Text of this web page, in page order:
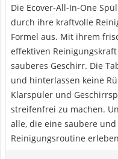
Die Ecover-All-In-One
durch ihre kraftvolle
Formel aus. Mit ihrem
effektiven
sauberes Geschirr. Die
und hinterlassen keine
Klarspüler und
streifenfrei zu machen.
alle, die eine saubere
Reinigungsroutine